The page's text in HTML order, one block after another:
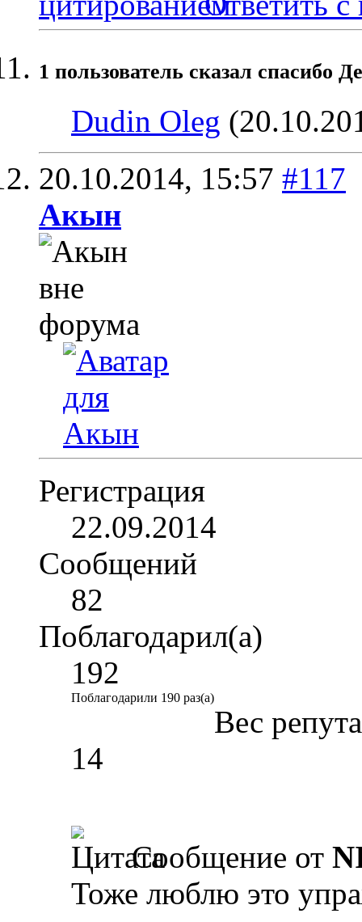
1 пользователь сказал cпасибо
Dudin Oleg
20.10.2014, 15:57 #117
Aкын
Регистрация
22.09.2014
Сообщений
82
Поблагодарил(а)
192
Поблагодарили 190 раз(а)
Вес
14
Сообщение от
Тоже люблю это